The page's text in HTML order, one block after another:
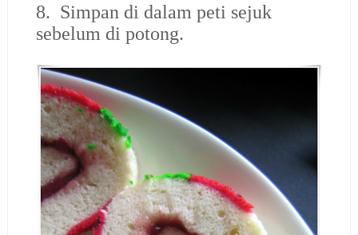
8. Simpan di dalam peti sejuk
sebelum di potong.